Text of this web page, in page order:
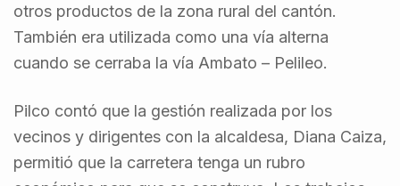
otros productos de la zona rural del cantón.
También era utilizada como una vía alterna
cuando se cerraba la vía Ambato – Pelileo.
Pilco contó que la gestión realizada por los
vecinos y dirigentes con la alcaldesa, Diana Caiza,
permitió que la carretera tenga un rubro